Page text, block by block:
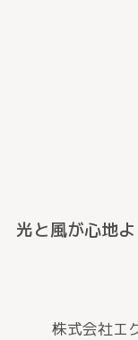
光と風が心地
株式会社エ